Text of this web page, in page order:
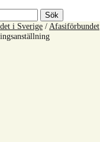
i Sverige /Afasiförbundet